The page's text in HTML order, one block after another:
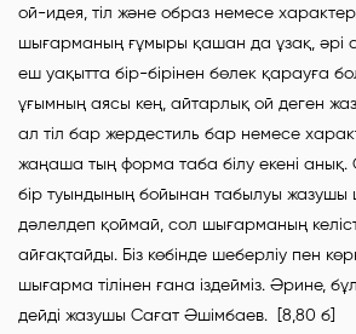
ой-идея, тіл және образ немесе
шығарманың ғұмыры қашан да ұзақ, әрі
еш уақытта бір-бірінен бөлек қарауға
ұғымның аясы кең, айтарлық ой деген
ал тіл бар жердестиль бар немесе
жаңаша тың форма таба білу екені
бір туындының бойынан табылуы жазушы
дәлелдеп қоймай, сол шығарманың
айғақтайды. Біз көбінде шеберліу пен
шығарма тілінен ғана іздейміз. Әрине,
дейді жазушы Сағат Әшімбаев. [8,80 б]